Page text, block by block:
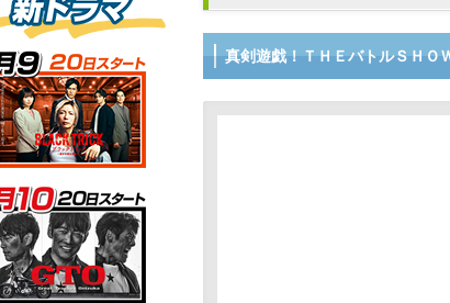
真剣遊戯！ＴＨＥバトルＳＨ